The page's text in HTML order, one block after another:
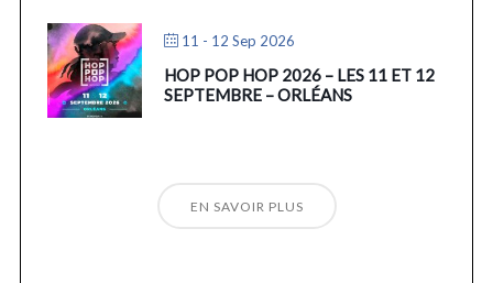
11 - 12 Sep 2026
HOP POP HOP 2026 – LES 11 ET 12
SEPTEMBRE – ORLÉANS
EN SAVOIR PLUS